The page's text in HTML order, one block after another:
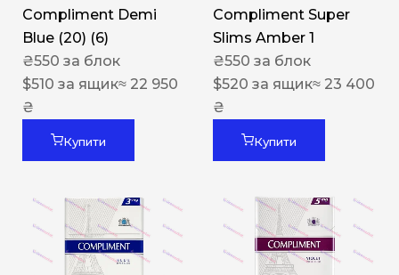
Compliment Demi
Blue (20) (6)
₴550 за блок
$510 за ящик≈ 22 950
₴
Купити
Compliment Super
Slims Amber 1
₴550 за блок
$520 за ящик≈ 23 400
₴
Купити